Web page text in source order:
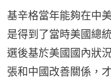
基辛格當年能夠在中
是得到了當時美國總
選後基於美國國內狀
張和中國改善關係，